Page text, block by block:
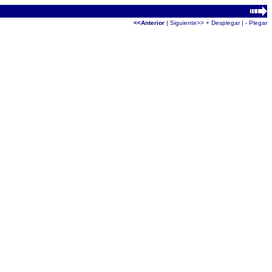
<<Anterior | Siguiente>> + Desplegar| - Plegar